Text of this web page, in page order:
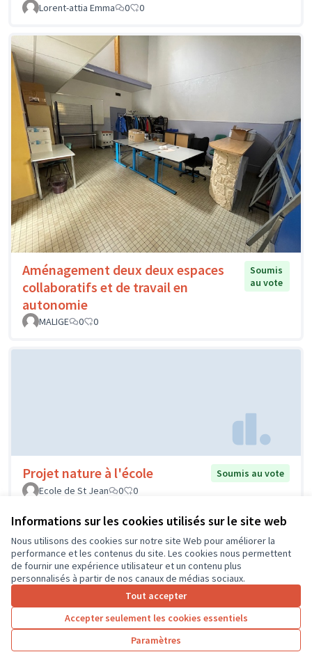
Informations sur les cookies utilisés sur le site web
Nous utilisons des cookies sur notre site Web pour améliorer la
performance et les contenus du site. Les cookies nous permettent
de fournir une expérience utilisateur et un contenu plus
personnalisés à partir de nos canaux de médias sociaux.
Tout accepter
Accepter seulement les cookies essentiels
Paramètres
Lorent-attia Emma
0 0
Aménagement deux deux espaces
collaboratifs et de travail en
autonomie
Soumis
au vote
MALIGE 0 0
Projet nature à l'école
Soumis au vote
Ecole de St Jean
0 0